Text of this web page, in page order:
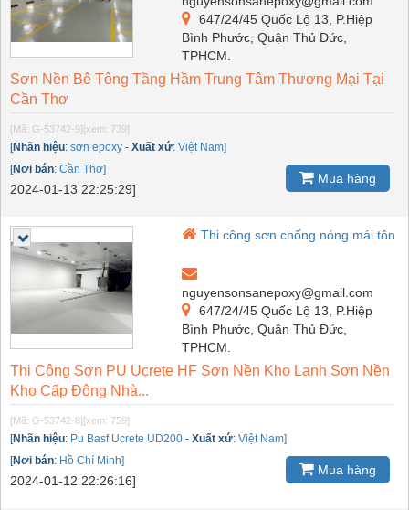
647/24/45 Quốc Lộ 13, P.Hiệp
Bình Phước, Quận Thủ Đức,
TPHCM.
Sơn Nền Bê Tông Tầng Hầm Trung Tâm Thương Mại Tại
Cần Thơ
[Mã: G-53742-9] [xem: 739]
[Nhãn hiệu: sơn epoxy - Xuất xứ: Việt Nam]
[Nơi bán: Cần Thơ]
2024-01-13 22:25:29]
Mua hàng
Thi công sơn chống nóng mái tôn
nguyensonsanepoxy@gmail.com
647/24/45 Quốc Lộ 13, P.Hiệp
Bình Phước, Quận Thủ Đức,
TPHCM.
Thi Công Sơn PU Ucrete HF Sơn Nền Kho Lạnh Sơn Nền
Kho Cấp Đông Nhà...
[Mã: G-53742-8] [xem: 759]
[Nhãn hiệu: Pu Basf Ucrete UD200 - Xuất xứ: Việt Nam]
[Nơi bán: Hồ Chí Minh]
2024-01-12 22:26:16]
Mua hàng